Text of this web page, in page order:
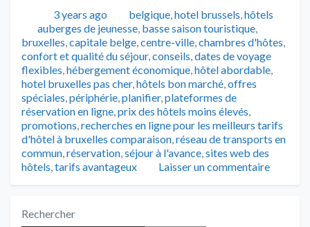
Publié3 years ago Catégories
belgique,hotel brussels,hôtels
Tags
auberges de jeunesse, basse saison touristique,
bruxelles,capitale belge,centre-ville,chambres d'hôtes,
confort et qualité du séjour,conseils,dates de voyage
flexibles,hébergement économique,hôtel abordable,
hotel bruxelles pas cher,hôtels bon marché,offres
spéciales,périphérie,planifier,plateformes de
réservation en ligne,prix des hôtels moins élevés,
promotions,recherches en ligne pour les meilleurs tarifs
d'hôtel à bruxelles comparaison,réseau de transports en
commun,réservation,séjour à l'avance,sites web des
hôtels,tarifs avantageux Laisser un commentaire
Rechercher